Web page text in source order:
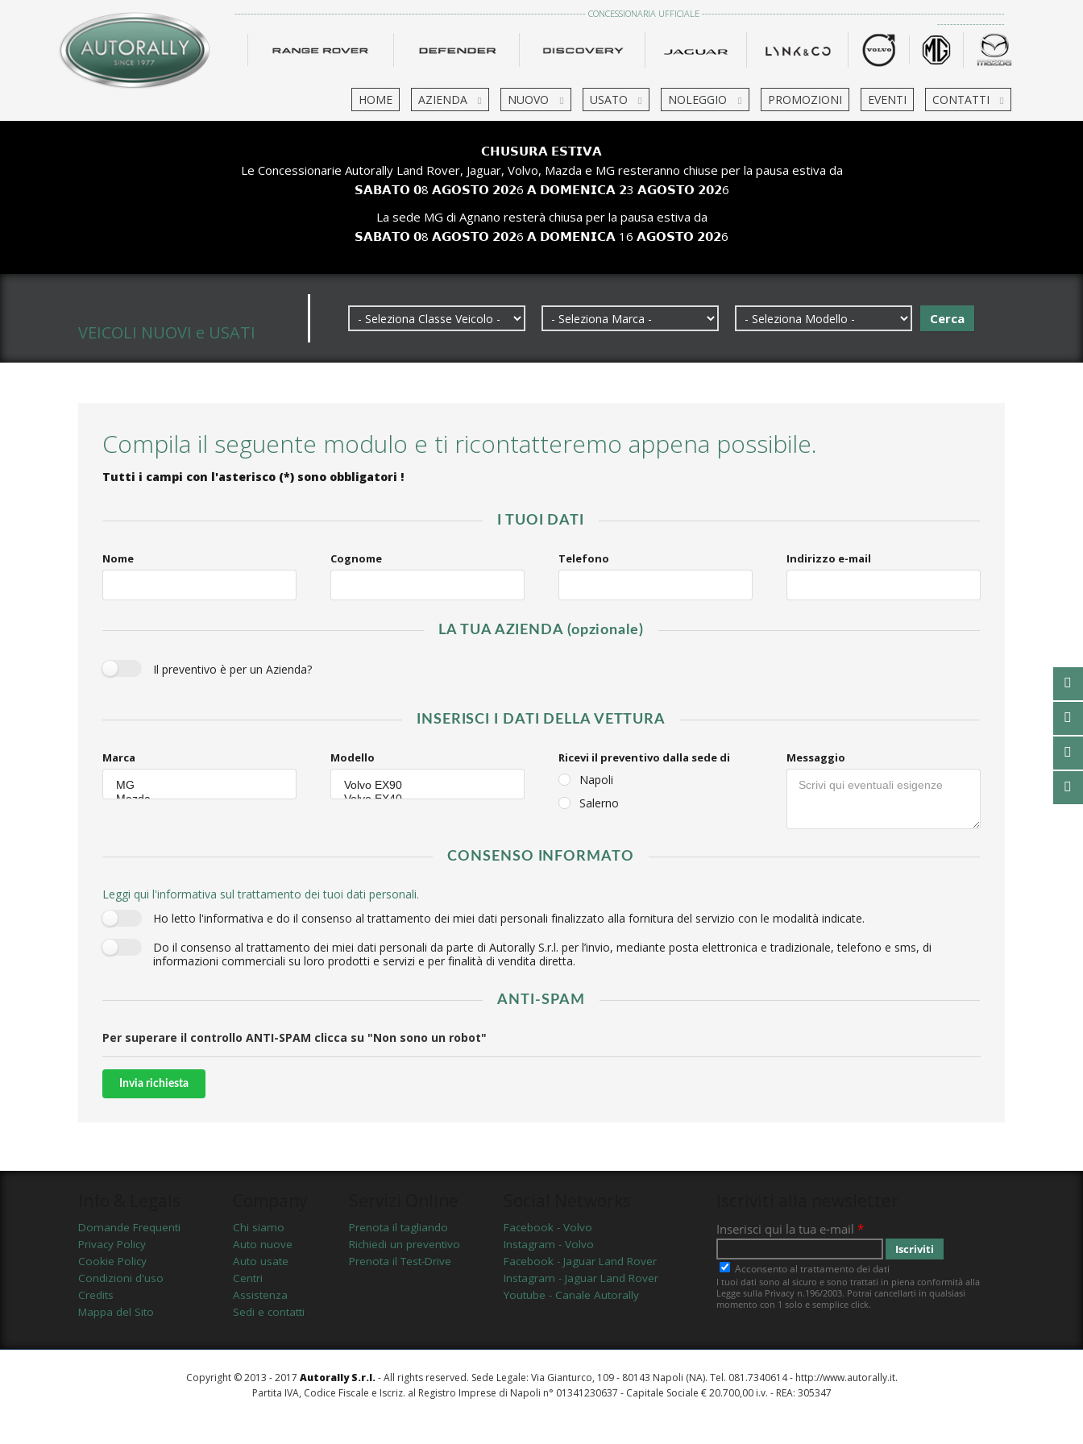
------------------------------------------------------------------------------------------------------------- CONCESSIONARIA UFFICIALE ----------------------------------------------------------------------------------------------
---------------------
HOME AZIENDA NUOVO USATO NOLEGGIO PROMOZIONI EVENTI CONTATTI
𝗖𝗛𝗨𝗦𝗨𝗥𝗔 𝗘𝗦𝗧𝗜𝗩𝗔
Le Concessionarie Autorally Land Rover, Jaguar, Volvo, Mazda e MG resteranno chiuse per la pausa estiva da
𝗦𝗔𝗕𝗔𝗧𝗢 𝟬8 𝗔𝗚𝗢𝗦𝗧𝗢 𝟮𝟬𝟮6 𝗔 𝗗𝗢𝗠𝗘𝗡𝗜𝗖𝗔 𝟮3 𝗔𝗚𝗢𝗦𝗧𝗢 𝟮𝟬𝟮6
La sede MG di Agnano resterà chiusa per la pausa estiva da
𝗦𝗔𝗕𝗔𝗧𝗢 𝟬8 𝗔𝗚𝗢𝗦𝗧𝗢 𝟮𝟬𝟮6 𝗔 𝗗𝗢𝗠𝗘𝗡𝗜𝗖𝗔 16 𝗔𝗚𝗢𝗦𝗧𝗢 𝟮𝟬𝟮6
VEICOLI NUOVI e USATI
Cerca
Compila il seguente modulo e ti ricontatteremo appena possibile.
Tutti i campi con l'asterisco (*) sono obbligatori !
I TUOI DATI
Nome Cognome Telefono Indirizzo e-mail
LA TUA AZIENDA (opzionale)
Il preventivo è per un Azienda?
INSERISCI I DATI DELLA VETTURA
Marca Modello Ricevi il preventivo dalla sede di
Napoli
Salerno
Messaggio
CONSENSO INFORMATO
Leggi qui l'informativa sul trattamento dei tuoi dati personali.
Ho letto l'informativa e do il consenso al trattamento dei miei dati personali finalizzato alla fornitura del servizio con le modalità indicate.
Do il consenso al trattamento dei miei dati personali da parte di Autorally S.r.l. per l’invio, mediante posta elettronica e tradizionale, telefono e sms, di
informazioni commerciali su loro prodotti e servizi e per finalità di vendita diretta.
ANTI-SPAM
Per superare il controllo ANTI-SPAM clicca su "Non sono un robot"
Invia richiesta
Domande Frequenti
Privacy Policy
Cookie Policy
Condizioni d'uso
Credits
Mappa del Sito
Chi siamo
Auto nuove
Auto usate
Centri
Assistenza
Sedi e contatti
Prenota il tagliando
Richiedi un preventivo
Prenota il Test-Drive
Facebook - Volvo
Instagram - Volvo
Facebook - Jaguar Land Rover
Instagram - Jaguar Land Rover
Youtube - Canale Autorally
Copyright © 2013 - 2017 Autorally S.r.l.- All rights reserved. Sede Legale: Via Gianturco, 109 - 80143 Napoli (NA). Tel. 081.7340614 - http://www.autorally.it.
Partita IVA, Codice Fiscale e Iscriz. al Registro Imprese di Napoli n° 01341230637 - Capitale Sociale € 20.700,00 i.v. - REA: 305347